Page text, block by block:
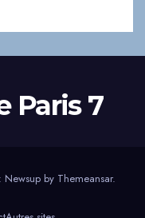
Paris 7
Newsup by Themeansar.